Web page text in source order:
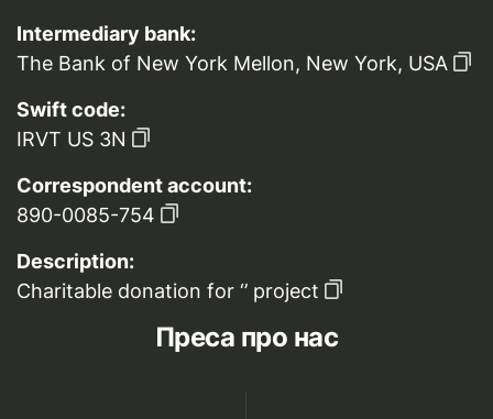
Intermediary bank:
The Bank of New York Mellon, New York, USA
Swift code:
IRVT US 3N
Correspondent account:
890-0085-754
Description:
Charitable donation for ‘’ project
Преса про нас